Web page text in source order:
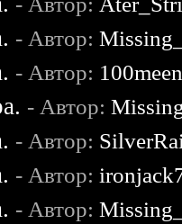
- Автор:
- Автор:
- Автор:
- Автор:
- Автор:
- Автор: